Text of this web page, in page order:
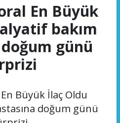
En Büyük
bakım
günü
Büyük İlaç Oldu
doğum günü